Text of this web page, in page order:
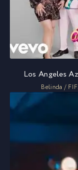
Los Angeles
Belinda /